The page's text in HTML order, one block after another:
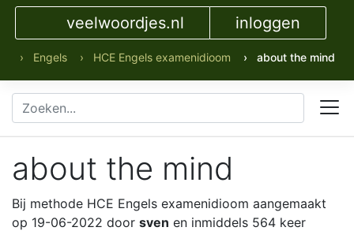
veelwoordjes.nl inloggen
› Engels › HCE Engels examenidioom › about the mind
about the mind
Bij methode HCE Engels examenidioom aangemaakt
op 19-06-2022 door sven en inmiddels 564 keer